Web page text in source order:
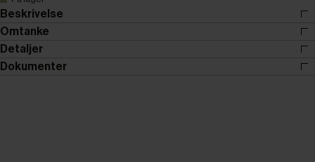
Beskrivelse
Omtanke
Detaljer
Dokumenter